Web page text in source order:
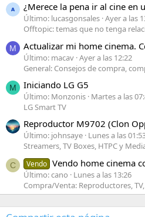
¿Merece la pena ir al cine en
Último: lucasgonsales Ayer a las
Offtopic: temas que no tenga
M Actualizar mi home cinema.
Último: macav Ayer a las 12:22
General: Consejos de compra,
M Iniciando LG G5
Último: Monzonis Martes a las
LG Smart TV
Reproductor M9702 (Clon
Último: johnsaye Lunes a las
Streamers, TV Boxes, HTPC y
C Vendo Vendo home cinema
Último: cano
Lunes a las 13:26
Compra/Venta: Reproductores, TV,